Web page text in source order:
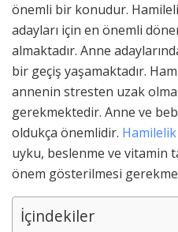
önemli bir konudur.
adayları için en önemli
almaktadır. Anne
bir geçiş yaşamaktadır.
annenin stresten uzak
gerekmektedir. Anne ve
oldukça önemlidir.
uyku, beslenme ve vitamin
önem gösterilmesi
İçindekiler